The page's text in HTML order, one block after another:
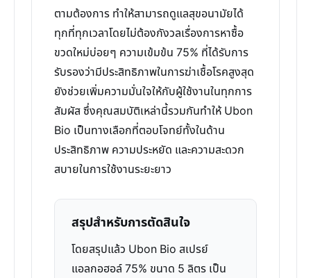
ตามต้องการ ทำให้สามารถดูแลสุขอนามัยได้
ทุกที่ทุกเวลาโดยไม่ต้องกังวลเรื่องการหาซื้อ
ขวดใหม่บ่อยๆ ความเข้มข้น 75% ที่ได้รับการ
รับรองว่ามีประสิทธิภาพในการฆ่าเชื้อโรคสูงสุด
ยังช่วยเพิ่มความมั่นใจให้กับผู้ใช้งานในทุกการ
สัมผัส ซึ่งคุณสมบัติเหล่านี้รวมกันทำให้ Ubon
Bio เป็นทางเลือกที่ตอบโจทย์ทั้งในด้าน
ประสิทธิภาพ ความประหยัด และความสะดวก
สบายในการใช้งานระยะยาว
สรุปสำหรับการตัดสินใจ
โดยสรุปแล้ว Ubon Bio สเปรย์
แอลกอฮอล์ 75% ขนาด 5 ลิตร เป็น